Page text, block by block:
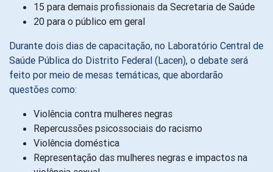
15 para demais profissionais da Secretaria de Saúde
20 para o público em geral
Durante dois dias de capacitação, no Laboratório Central de
Saúde Pública do Distrito Federal (Lacen), o debate será
feito por meio de mesas temáticas, que abordarão
questões como:
Violência contra mulheres negras
Repercussões psicossociais do racismo
Violência doméstica
Representação das mulheres negras e impactos na